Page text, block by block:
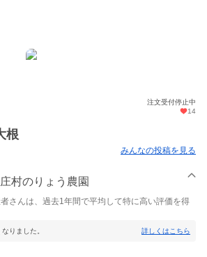
注文受付停止中
14
根
みんなの投稿を見る
村のりょう農園
さんは、過去1年間で平均して特に高い評価を得
りました。 詳しくはこちら